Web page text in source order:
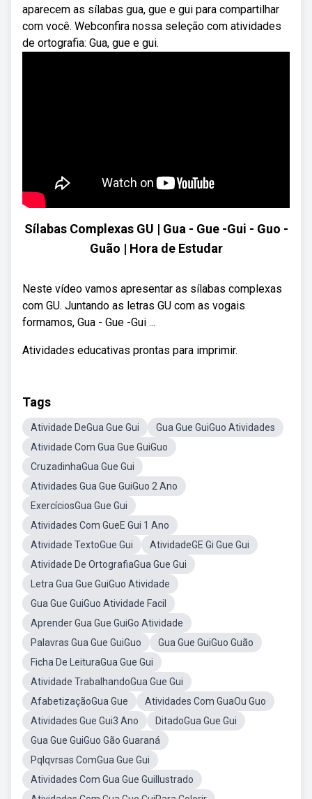
aparecem as sílabas gua, gue e gui para compartilhar
com você. Webconfira nossa seleção com atividades
de ortografia: Gua, gue e gui.
Sílabas Complexas GU | Gua - Gue -Gui - Guo -
Guão | Hora de Estudar
Neste vídeo vamos apresentar as sílabas complexas
com GU. Juntando as letras GU com as vogais
formamos, Gua - Gue -Gui ...
Atividades educativas prontas para imprimir.
Tags
Atividade DeGua Gue Gui
Gua Gue GuiGuo Atividades
Atividade Com Gua Gue GuiGuo
CruzadinhaGua Gue Gui
Atividades Gua Gue GuiGuo 2 Ano
ExercíciosGua Gue Gui
Atividades Com GueE Gui 1 Ano
Atividade TextoGue Gui
AtividadeGE Gi Gue Gui
Atividade De OrtografiaGua Gue Gui
Letra Gua Gue GuiGuo Atividade
Gua Gue GuiGuo Atividade Facil
Aprender Gua Gue GuiGo Atividade
Palavras Gua Gue GuiGuo
Gua Gue GuiGuo Guão
Ficha De LeituraGua Gue Gui
Atividade TrabalhandoGua Gue Gui
AfabetizaçãoGua Gue
Atividades Com GuaOu Guo
Atividades Gue Gui3 Ano
DitadoGua Gue Gui
Gua Gue GuiGuo Gão Guaraná
Pqlqvrsas ComGua Gue Gui
Atividades Com Gua Gue GuiIlustrado